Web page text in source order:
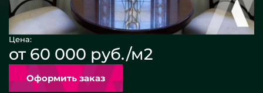
Цена:
от 60 000 руб./м2
Оформить заказ